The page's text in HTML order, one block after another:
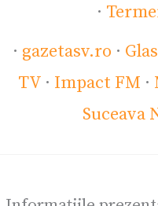
·
· gazetasv.ro ·
TV · Impact FM ·
Suceava